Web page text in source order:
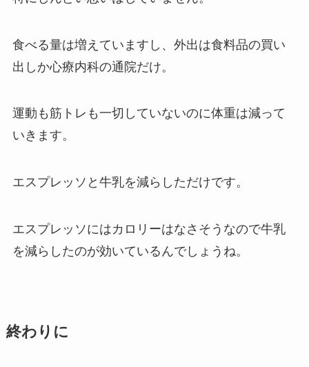
食べる量は増えていますし、外出は食料品の買い
出しか心療内科の通院だけ。
運動も筋トレも一切していないのに体重は減って
いきます。
エスプレッソと牛乳を減らしただけです。
エスプレッソにはカロリーはなさそうなので牛乳
を減らしたのが効いているんでしょうね。
終わりに